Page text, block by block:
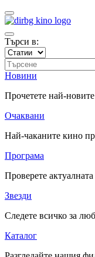
Търси в:
Новини
Прочетете най-
Очаквани
Най-чаканите кино
Програма
Проверете
Звезди
Следете всичко за
Каталог